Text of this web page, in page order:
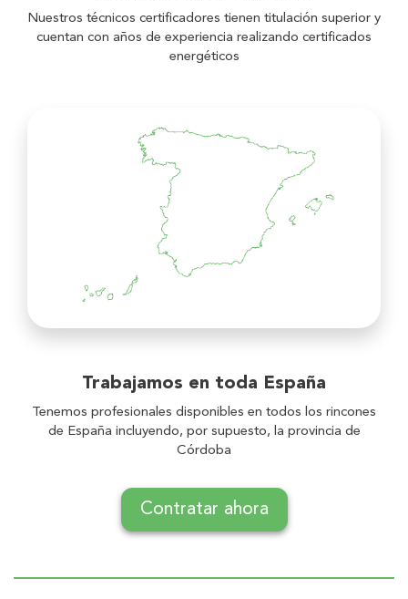
Nuestros técnicos certificadores tienen titulación superior y
cuentan con años de experiencia realizando certificados
energéticos
Trabajamos en toda España
Tenemos profesionales disponibles en todos los rincones
de España incluyendo, por supuesto, la provincia de
Córdoba
Contratar ahora